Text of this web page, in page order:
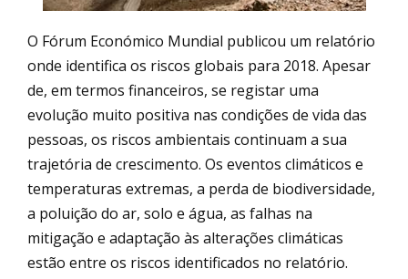
O Fórum Económico Mundial publicou um relatório
onde identifica os riscos globais para 2018. Apesar
de, em termos financeiros, se registar uma
evolução muito positiva nas condições de vida das
pessoas, os riscos ambientais continuam a sua
trajetória de crescimento. Os eventos climáticos e
temperaturas extremas, a perda de biodiversidade,
a poluição do ar, solo e água, as falhas na
mitigação e adaptação às alterações climáticas
estão entre os riscos identificados no relatório.